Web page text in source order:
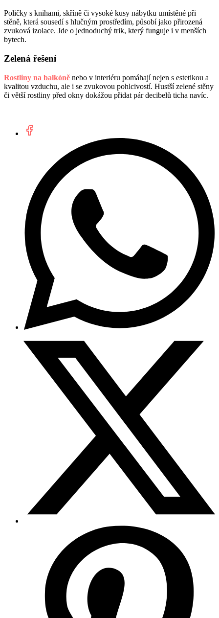
Poličky s knihami, skříně či vysoké kusy nábytku umístěné při
stěně, která sousedí s hlučným prostředím, působí jako přirozená
zvuková izolace. Jde o jednoduchý trik, který funguje i v menších
bytech.
Zelená řešení
Rostliny na balkóně nebo v interiéru pomáhají nejen s estetikou a
kvalitou vzduchu, ale i se zvukovou pohlcivostí. Hustší zelené stěny
či větší rostliny před okny dokážou přidat pár decibelů ticha navíc.